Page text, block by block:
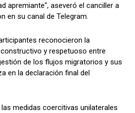
apremiante", aseveró el canciller a
en su canal de Telegram.
reconocieron la
y respetuoso entre
de los flujos migratorios y sus
en la declaración final del
medidas coercitivas unilaterales